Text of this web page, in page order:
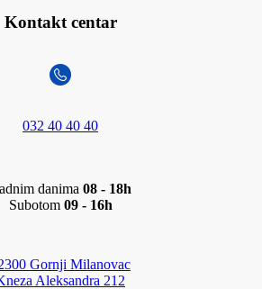
Kontakt centar
032 40 40 40
danima 08 - 18h
Subotom 09 - 16h
Gornji Milanovac
Aleksandra 212